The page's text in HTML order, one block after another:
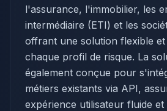
l'assurance, l'immobilier, les
intermédiaire (ETI) et les
offrant une solution flexible et
chaque profil de risque. La
également conçue pour
métiers existants via API,
expérience utilisateur fluide et